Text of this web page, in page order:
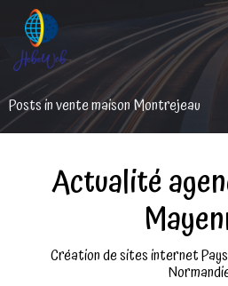
Aller
au
Posts in vente maison Montrejeau
Actualité
Création de sites internet